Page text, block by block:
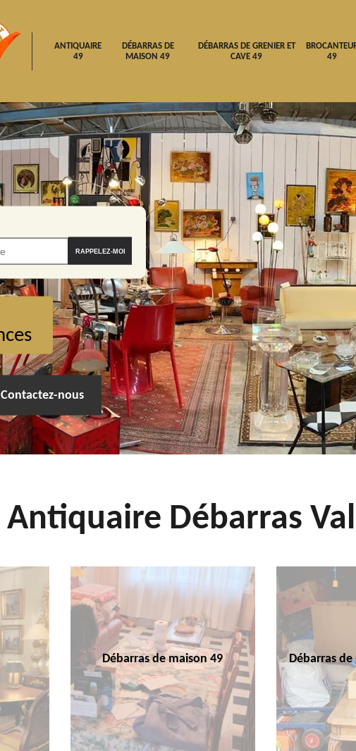
ANTIQUAIRE
49
DÉBARRAS DE
MAISON 49
DÉBARRAS DE GRENIER ET
CAVE 49
49
Contactez-nous
Antiquaire Débarras
Débarras de maison 49 Débarras